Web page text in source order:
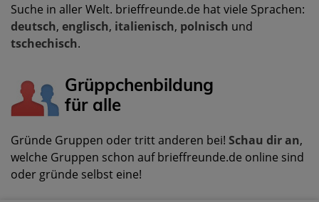
Suche in aller Welt. brieffreunde.de hat viele Sprachen:
deutsch, englisch, italienisch, polnisch und
tschechisch.
Grüppchenbildung
für alle
Gründe Gruppen oder tritt anderen bei! Schau dir an,
welche Gruppen schon auf brieffreunde.de online sind
oder gründe selbst eine!